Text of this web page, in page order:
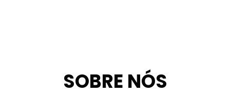
SOBRE NÓS